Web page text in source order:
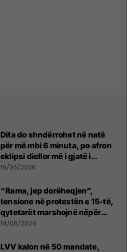
Dita do shndërrohet në natë
për më mbi 6 minuta, po afron
eklipsi diellor më i gjatë i
shekullit të 21-të
16/06/2026
“Rama, jep dorëheqjen”,
tensione në protestën e 15-të,
qytetarët marshojnë nëpër
kryeqytet
14/06/2026
LVV kalon në 50 mandate,